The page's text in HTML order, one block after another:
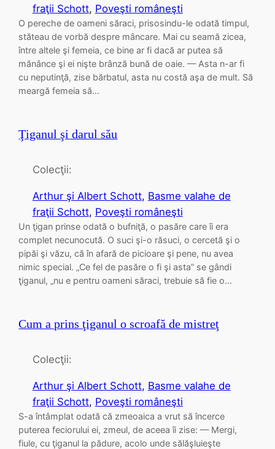
fraţii Schott, Poveşti româneşti
O pereche de oameni săraci, prisosindu-le odată timpul,
stăteau de vorbă despre mâncare. Mai cu seamă zicea,
între altele şi femeia, ce bine ar fi dacă ar putea să
mănânce şi ei nişte brânză bună de oaie. — Asta n-ar fi
cu neputinţă, zise bărbatul, asta nu costă aşa de mult. Să
meargă femeia să…
Ţiganul şi darul său
Colecţii:
Arthur şi Albert Schott, Basme valahe de
fraţii Schott, Poveşti româneşti
Un ţigan prinse odată o bufniţă, o pasăre care îi era
complet necunocută. O suci şi-o răsuci, o cercetă şi o
pipăi şi văzu, că în afară de picioare şi pene, nu avea
nimic special. „Ce fel de pasăre o fi şi asta” se gândi
ţiganul, „nu e pentru oameni săraci, trebuie să fie o…
Cum a prins ţiganul o scroafă de mistreţ
Colecţii:
Arthur şi Albert Schott, Basme valahe de
fraţii Schott, Poveşti româneşti
S-a întâmplat odată că zmeoaica a vrut să încerce
puterea feciorului ei, zmeul, de aceea îi zise: — Mergi,
fiule, cu ţiganul la pădure, acolo unde sălăşluieşte